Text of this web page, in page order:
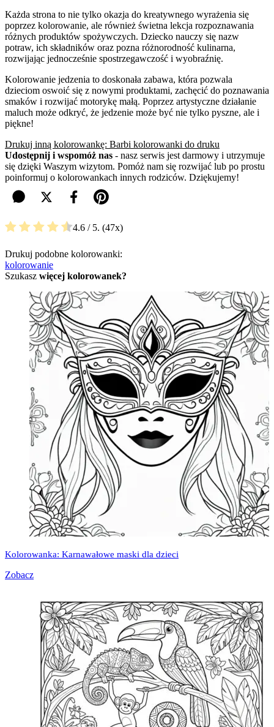
Każda strona to nie tylko okazja do kreatywnego wyrażenia się
poprzez kolorowanie, ale również świetna lekcja rozpoznawania
różnych produktów spożywczych. Dziecko nauczy się nazw
potraw, ich składników oraz pozna różnorodność kulinarna,
rozwijając jednocześnie spostrzegawczość i wyobraźnię.
Kolorowanie jedzenia to doskonała zabawa, która pozwala
dzieciom oswoić się z nowymi produktami, zachęcić do poznawania
smaków i rozwijać motorykę małą. Poprzez artystyczne działanie
maluch może odkryć, że jedzenie może być nie tylko pyszne, ale i
piękne!
Drukuj inną kolorowankę: Barbi kolorowanki do druku
Udostępnij i wspomóż nas - nasz serwis jest darmowy i utrzymuje
się dzięki Waszym wizytom. Pomóż nam się rozwijać lub po prostu
poinformuj o kolorowankach innych rodziców. Dziękujemy!
4.6 / 5. 47
Drukuj podobne kolorowanki:
kolorowanie
Szukasz więcej kolorowanek?
Kolorowanka: Karnawałowe maski dla dzieci
Zobacz